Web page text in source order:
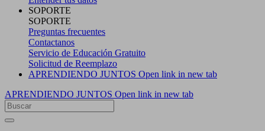
SOPORTE
SOPORTE
Preguntas frecuentes
Contactanos
Servicio de Educación Gratuito
Solicitud de Reemplazo
APRENDIENDO JUNTOS Open link in new tab
APRENDIENDO JUNTOS Open link in new tab